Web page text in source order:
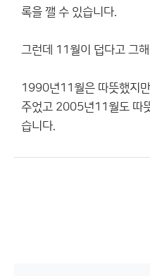
록을 깰 수 있습니다.
그런데 11월이 덥다고 그
1990년11월은 따뜻했지
주었고 2005년11월도 따
습니다.